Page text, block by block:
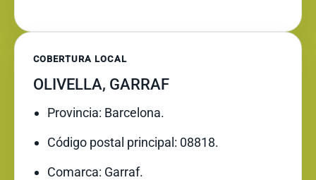
COBERTURA LOCAL
OLIVELLA, GARRAF
Provincia: Barcelona.
Código postal principal: 08818.
Comarca: Garraf.